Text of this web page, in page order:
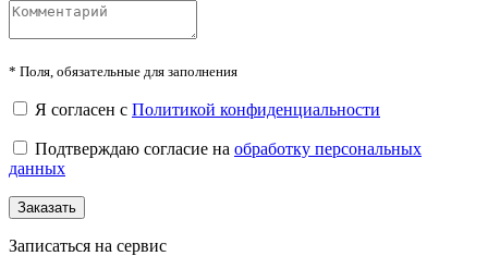
* Поля, обязательные для заполнения
Я согласен с Политикой конфиденциальности
Подтверждаю согласие на обработку персональных
данных
Заказать
Записаться на сервис